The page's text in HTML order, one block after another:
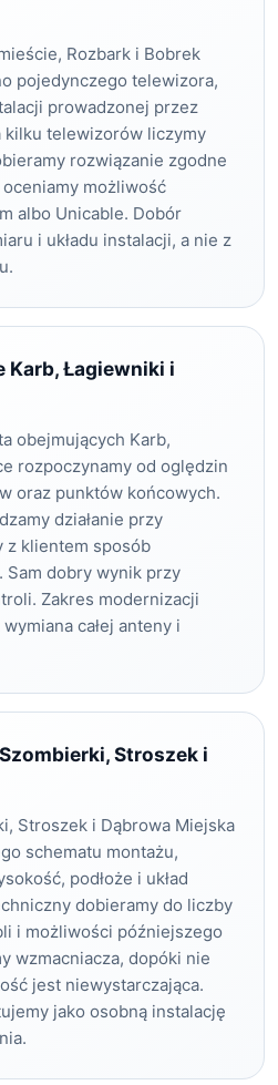
Rozbark i Bobrek
pojedynczego telewizora,
prowadzonej przez
kilku telewizorów liczymy
rozwiązanie zgodne
możliwość
albo Unicable. Dobór
i układu instalacji, a nie z
Karb, Łagiewniki i
obejmujących Karb,
rozpoczynamy od oględzin
oraz punktów końcowych.
działanie przy
z klientem sposób
Sam dobry wynik przy
Zakres modernizacji
całej anteny i
Stroszek i
Stroszek i Dąbrowa Miejska
schematu montażu,
podłoże i układ
dobieramy do liczby
i możliwości późniejszego
wzmacniacza, dopóki nie
jest niewystarczająca.
jako osobną instalację